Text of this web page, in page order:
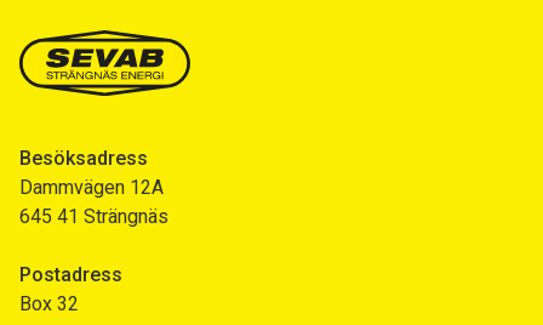
Besöksadress
Dammvägen 12A
645 41 Strängnäs
Postadress
Box 32